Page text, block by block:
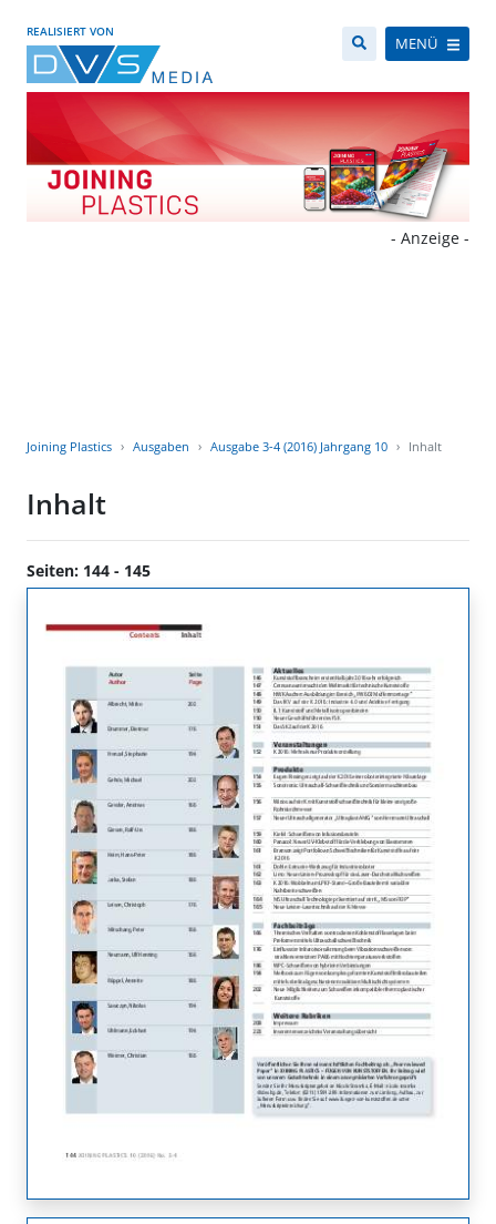
REALISIERT VON
MENÜ
- Anzeige -
Joining Plastics Ausgaben Ausgabe 3-4 (2016) Jahrgang 10 Inhalt
Inhalt
Seiten: 144 - 145